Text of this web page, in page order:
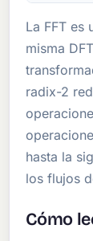
La FFT es
misma
radix-2
hasta la
los flujos
Cómo